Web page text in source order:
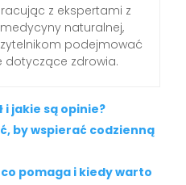
z ekspertami z
naturalnej,
podejmować
dotyczące zdrowia.
i jakie są opinie?
by wspierać codzienną
pomaga i kiedy warto